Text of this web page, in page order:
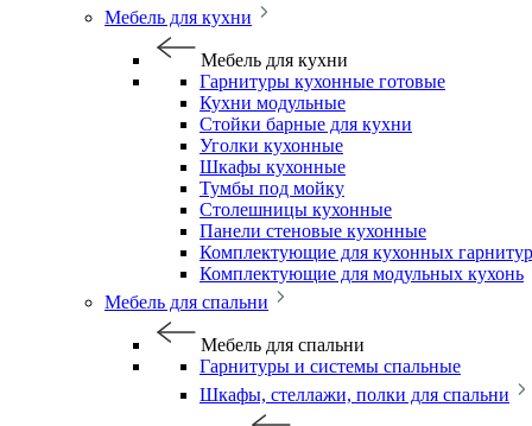
Мебель для кухни
Мебель для кухни
Гарнитуры кухонные готовые
Кухни модульные
Стойки барные для кухни
Уголки кухонные
Шкафы кухонные
Тумбы под мойку
Столешницы кухонные
Панели стеновые кухонные
Комплектующие для кухонных
Комплектующие для модульных кухонь
Мебель для спальни
Мебель для спальни
Гарнитуры и системы спальные
Шкафы, стеллажи, полки для спальни